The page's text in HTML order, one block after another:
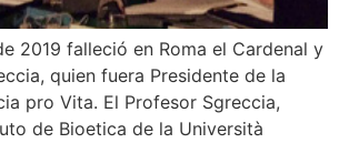
2019 falleció en Roma el Cardenal y
quien fuera Presidente de la
pro Vita. El Profesor Sgreccia,
de Bioetica de la Università